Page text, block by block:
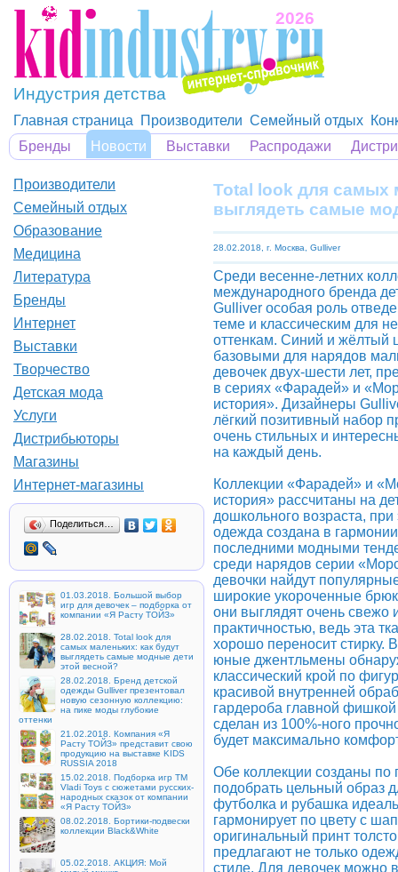
2026
Индустрия детства
Главная страница Производители Семейный отдых
Бренды
Новости Выставки Распродажи
Производители
Семейный отдых
Образование
Медицина
Литература
Бренды
Интернет
Выставки
Творчество
Детская мода
Услуги
Дистрибьюторы
Магазины
Интернет-магазины
Поделиться…
01.03.2018. Большой выбор
игр для девочек – подборка от
компании «Я Расту ТОЙЗ»
28.02.2018. Total look для
самых маленьких: как будут
выглядеть самые модные дети
этой весной?
28.02.2018. Бренд детской
одежды Gulliver презентовал
новую сезонную коллекцию:
на пике моды глубокие
оттенки
21.02.2018. Компания «Я
Расту ТОЙЗ» представит свою
продукцию на выставке KIDS
RUSSIA 2018
15.02.2018. Подборка игр ТМ
Vladi Toys с сюжетами русских-
народных сказок от компании
«Я Расту ТОЙЗ»
08.02.2018. Бортики-подвески
коллекции Black&White
05.02.2018. АКЦИЯ: Мой
Total look для самых
выглядеть самые
28.02.2018, г. Москва, Gulliver
Среди весенне-летних
международного бренда
Gulliver особая роль
теме и классическим для
оттенкам. Синий и жёлтый
базовыми для нарядов
девочек двух-шести лет,
в сериях «Фарадей» и
история». Дизайнеры
лёгкий позитивный набор
очень стильных и
на каждый день.
Коллекции «Фарадей» и
история» рассчитаны на
дошкольного возраста, при
одежда создана в
последними модными
среди нарядов серии
девочки найдут
широкие укороченные
они выглядят очень свежо
практичностью, ведь эта
хорошо переносит стирку.
юные джентльмены
классический крой по
красивой внутренней
гардероба главной
сделан из 100%-ного
будет максимально
Обе коллекции созданы по
подобрать цельный образ
футболка и рубашка
гармонирует по цвету с
оригинальный принт
предлагают не только
стиле. Для девочек можно